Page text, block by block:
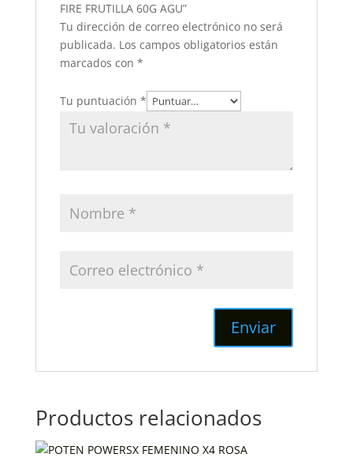
FIRE FRUTILLA 60G AGU”
Tu dirección de correo electrónico no será
publicada. Los campos obligatorios están
marcados con *
Tu puntuación *
Productos relacionados